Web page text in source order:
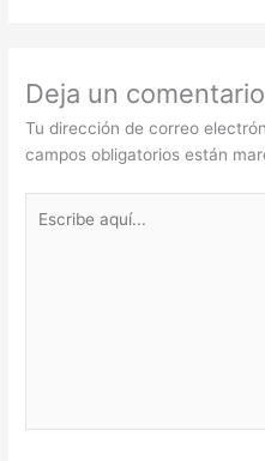
Deja un comentario
Tu dirección de correo
campos obligatorios están
aquí...